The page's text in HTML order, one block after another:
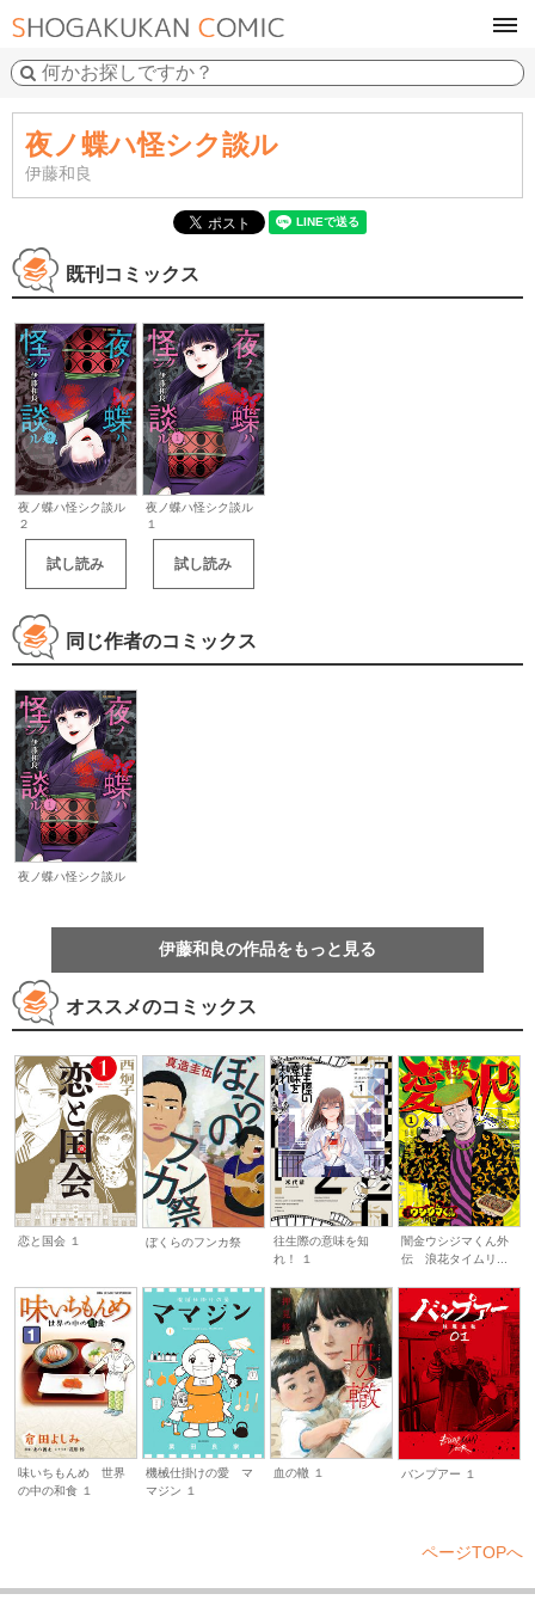
夜ノ蝶ハ怪シク談ル
伊藤和良
既刊コミックス
夜ノ蝶ハ怪シク談ル
２
試し読み
夜ノ蝶ハ怪シク談ル
１
試し読み
同じ作者のコミックス
夜ノ蝶ハ怪シク談ル
伊藤和良の作品をもっと見る
オススメのコミックス
恋と国会 １ ぼくらのフンカ祭
往生際の意味を知
れ！ １
闇金ウシジマくん外
伝 浪花タイムリ...
味いちもんめ 世界
の中の和食 １
機械仕掛けの愛 マ
マジン １
血の轍 １ バンプアー １
ページTOPへ